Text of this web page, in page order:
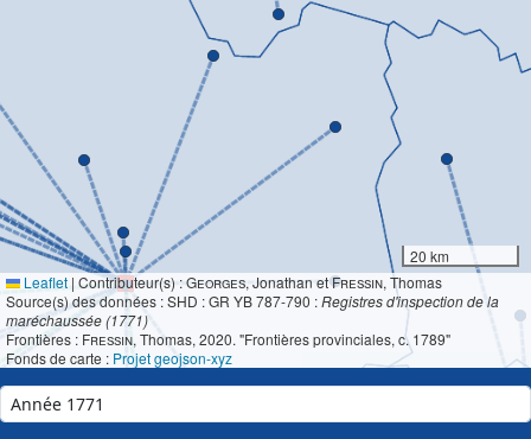
20 km
Leaflet | Contributeur(s) :Georges, Jonathan etFressin, Thomas
Source(s) des données : SHD : GR YB 787-790 :Registres d'inspection de la
maréchaussée (1771)
Frontières : Fressin, Thomas, 2020. "Frontières provinciales, c. 1789"
Fonds de carte : Projet geojson-xyz